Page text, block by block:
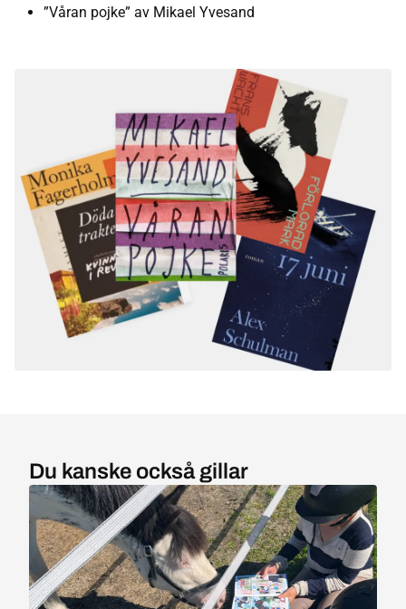
”Våran pojke” av Mikael Yvesand
Du kanske också gillar